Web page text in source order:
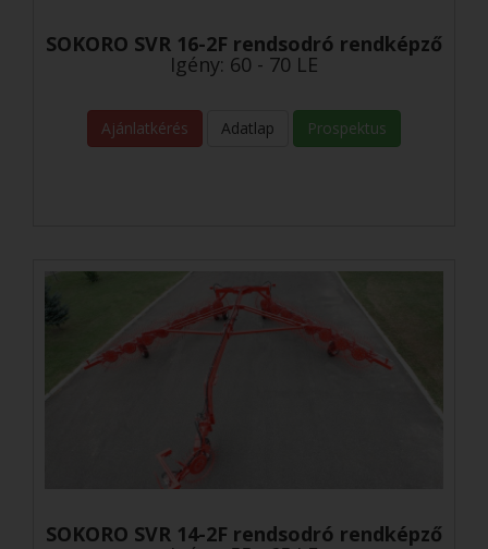
SOKORO SVR 16-2F rendsodró rendképző
Igény: 60 - 70 LE
Ajánlatkérés Adatlap Prospektus
SOKORO SVR 14-2F rendsodró rendképző